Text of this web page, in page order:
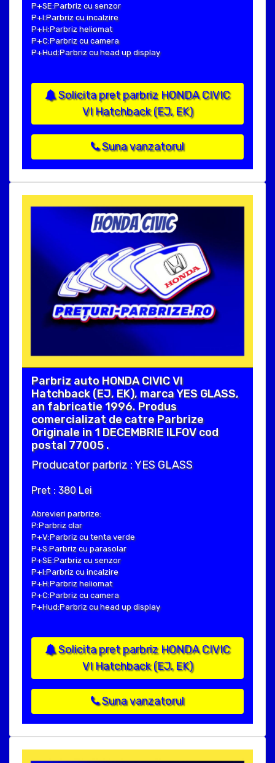
P+SE:Parbriz cu senzor
P+I:Parbriz cu incalzire
P+H:Parbriz heliomat
P+C:Parbriz cu camera
P+Hud:Parbriz cu head up display
Solicita pret parbriz HONDA CIVIC
VI Hatchback (EJ, EK)
Suna vanzatorul
Parbriz auto HONDA CIVIC VI
Hatchback (EJ, EK), marca YES GLASS,
an fabricatie 1996. Produs
comercializat de catre Parbrize
Originale in 1 DECEMBRIE ILFOV cod
postal 77005 .
Producator parbriz : YES GLASS
Pret : 380 Lei
Abrevieri parbrize:
P:Parbriz clar
P+V:Parbriz cu tenta verde
P+S:Parbriz cu parasolar
P+SE:Parbriz cu senzor
P+I:Parbriz cu incalzire
P+H:Parbriz heliomat
P+C:Parbriz cu camera
P+Hud:Parbriz cu head up display
Solicita pret parbriz HONDA CIVIC
VI Hatchback (EJ, EK)
Suna vanzatorul